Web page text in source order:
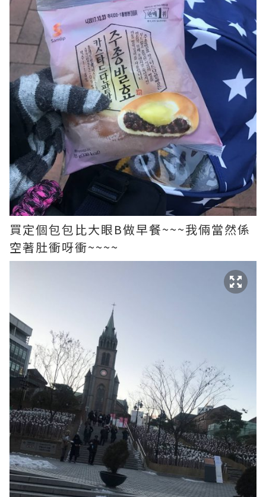
買定個包包比大眼B做早餐~~~我倆當然係
空著肚衝呀衝~~~~